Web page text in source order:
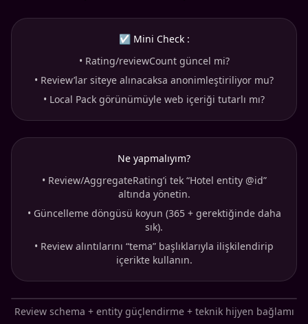
☑ Mini Check :
• Rating/reviewCount güncel mi?
• Review’lar siteye alınacaksa anonimleştiriliyor mu?
• Local Pack görünümüyle web içeriği tutarlı mı?
Ne yapmalıyım?
• Review/AggregateRating’i tek “Hotel entity @id”
altında yönetin.
• Güncelleme döngüsü koyun (365 + gerektiğinde daha
sık).
• Review alıntılarını “tema” başlıklarıyla ilişkilendirip
içerikte kullanın.
Review schema + entity güçlendirme + teknik hijyen bağlamı